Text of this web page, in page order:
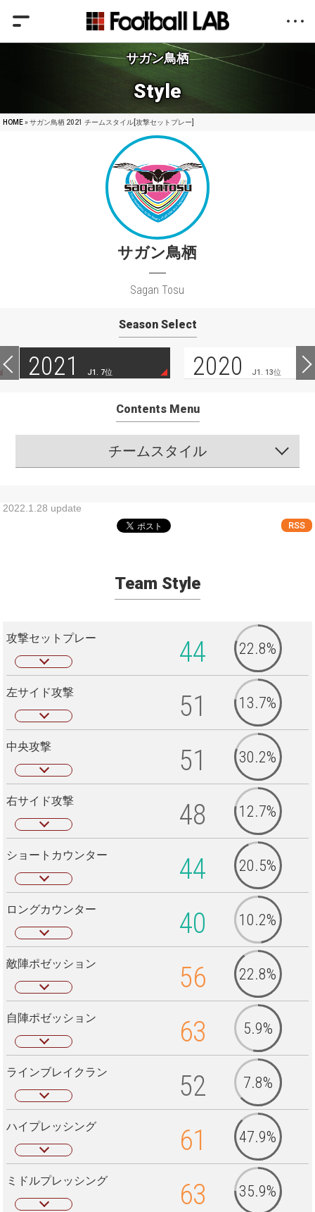
サガン鳥栖
Style
HOME» サガン鳥栖 2021 チームスタイル[攻撃セットプレー]
サガン鳥栖
Sagan Tosu
Season Select
2021 J1. 7位 2020 J1. 13位
Contents Menu
チームスタイル
2022.1.28 update
RSS
Team Style
攻撃セットプレー 44 22.8%
左サイド攻撃 51 13.7%
中央攻撃 51 30.2%
右サイド攻撃 48 12.7%
ショートカウンター 44 20.5%
ロングカウンター 40 10.2%
敵陣ポゼッション 56 22.8%
自陣ポゼッション 63 5.9%
ラインブレイクラン 52 7.8%
ハイプレッシング 61 47.9%
ミドルプレッシング 63 35.9%